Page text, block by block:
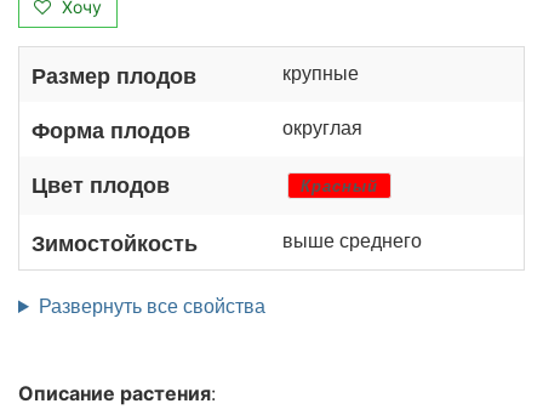
Хочу
Размер плодов крупные
Форма плодов округлая
Цвет плодов Красный
Зимостойкость выше среднего
Развернуть все свойства
Описание растения: